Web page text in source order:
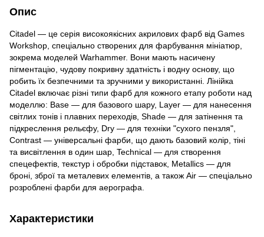
Опис
Citadel — це серія високоякісних акрилових фарб від Games
Workshop, спеціально створених для фарбування мініатюр,
зокрема моделей Warhammer. Вони мають насичену
пігментацію, чудову покривну здатність і водну основу, що
робить їх безпечними та зручними у використанні. Лінійка
Citadel включає різні типи фарб для кожного етапу роботи над
моделлю: Base — для базового шару, Layer — для нанесення
світлих тонів і плавних переходів, Shade — для затінення та
підкреслення рельєфу, Dry — для техніки "сухого пензля",
Contrast — універсальні фарби, що дають базовий колір, тіні
та висвітлення в один шар, Technical — для створення
спецефектів, текстур і обробки підставок, Metallics — для
броні, зброї та металевих елементів, а також Air — спеціально
розроблені фарби для аерографа.
Характеристики